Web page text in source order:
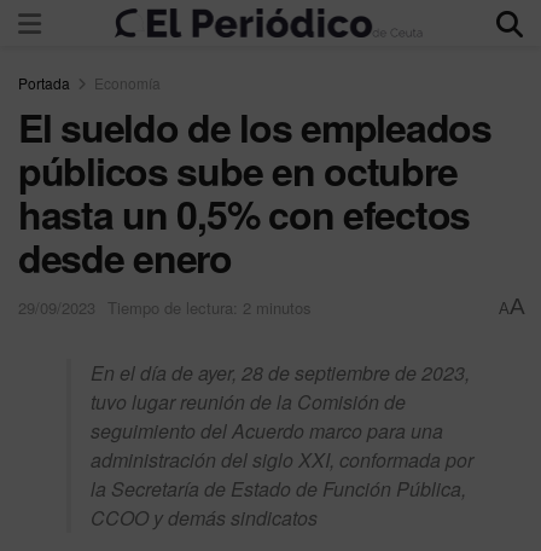
Portada Economía
El sueldo de los empleados
públicos sube en octubre
hasta un 0,5% con efectos
desde enero
29/09/2023 Tiempo de lectura: 2 minutos AA
En el día de ayer, 28 de septiembre de 2023,
tuvo lugar reunión de la Comisión de
seguimiento del Acuerdo marco para una
administración del siglo XXI, conformada por
la Secretaría de Estado de Función Pública,
CCOO y demás sindicatos